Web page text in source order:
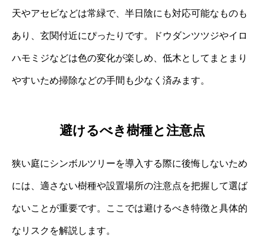
天やアセビなどは常緑で、半日陰にも対応可能なものも
あり、玄関付近にぴったりです。ドウダンツツジやイロ
ハモミジなどは色の変化が楽しめ、低木としてまとまり
やすいため掃除などの手間も少なく済みます。
避けるべき樹種と注意点
狭い庭にシンボルツリーを導入する際に後悔しないため
には、適さない樹種や設置場所の注意点を把握して選ば
ないことが重要です。ここでは避けるべき特徴と具体的
なリスクを解説します。